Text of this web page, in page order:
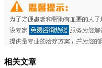
相关文章